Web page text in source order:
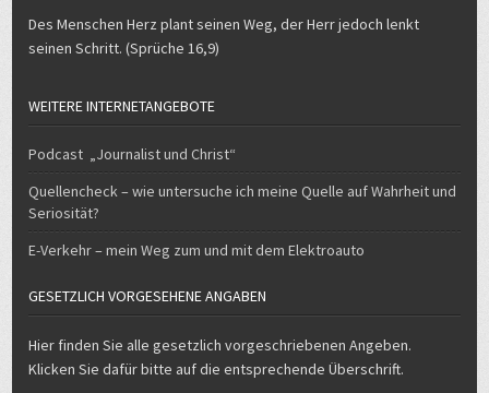
Des Menschen Herz plant seinen Weg, der Herr jedoch lenkt
seinen Schritt. (Sprüche 16,9)
WEITERE INTERNETANGEBOTE
Podcast „Journalist und Christ“
Quellencheck – wie untersuche ich meine Quelle auf Wahrheit und
Seriosität?
E-Verkehr – mein Weg zum und mit dem Elektroauto
GESETZLICH VORGESEHENE ANGABEN
Hier finden Sie alle gesetzlich vorgeschriebenen Angeben.
Klicken Sie dafür bitte auf die entsprechende Überschrift.